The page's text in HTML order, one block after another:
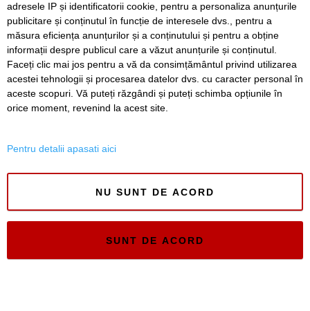
Timiș Online
ISSN 3008-2323
ISSN-L 3008-2323
adresele IP și identificatorii cookie, pentru a personaliza anunțurile
publicitare și conținutul în funcție de interesele dvs., pentru a
măsura eficiența anunțurilor și a conținutului și pentru a obține
informații despre publicul care a văzut anunțurile și conținutul.
Faceți clic mai jos pentru a vă da consimțământul privind utilizarea
acestei tehnologii și procesarea datelor dvs. cu caracter personal în
aceste scopuri. Vă puteți răzgândi și puteți schimba opțiunile în
orice moment, revenind la acest site.
Pentru detalii apasati aici
NU SUNT DE ACORD
SUNT DE ACORD